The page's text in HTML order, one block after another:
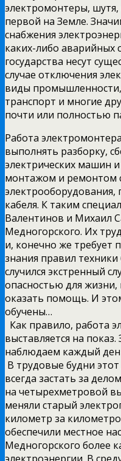
электромонтеры,
первой на Земле.
снабжения
каких-либо аварийных
государства несут
случае отключения
виды
транспорт и многие
почти или полностью
Работа
выполнять разборку,
электрических машин
монтажом и ремонтом
кабеля. К таким
Валентинов и Михаил
Медногорского. Их
и, конечно же требует
знания правил
случился экстренный
опасностью для
оказать помощь. И
обучены…
Как правило, работа
выставляется на
наблюдаем каждый
В трудовые будни
всегда застать за
на четырехметровой
меняли старый
километр за
обеспечили местное
Медногорского более